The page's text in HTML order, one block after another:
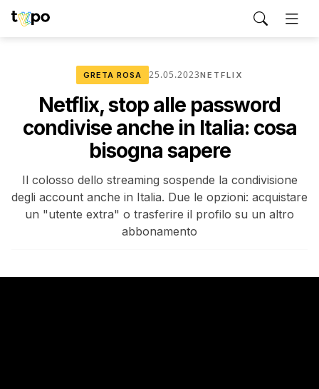
GRETA ROSA 25.05.2023NETFLIX
Netflix, stop alle password
condivise anche in Italia: cosa
bisogna sapere
Il colosso dello streaming sospende la condivisione
degli account anche in Italia. Due le opzioni: acquistare
un "utente extra" o trasferire il profilo su un altro
abbonamento